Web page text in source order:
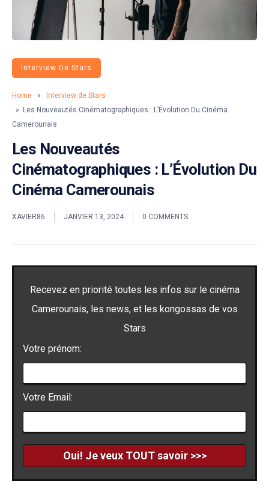
Interview De Stars
Home »
Interview de Stars
» Les Nouveautés Cinématographiques : L’Évolution Du Cinéma
Camerounais
Les Nouveautés
Cinématographiques : L’Évolution Du
Cinéma Camerounais
XAVIER86 JANVIER 13, 2024 0 COMMENTS
Recevez en priorité toutes les infos sur le cinéma
Camerounais, les news, et les kongossas de vos
Stars
Votre prénom:
Votre Email: